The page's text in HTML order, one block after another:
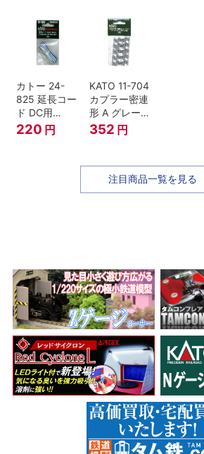
カトー 24-
825 延長コー
ド DC用
(90cm）
220 円
KATO 11-704
カプラー密連
形 A グレー
(20個入) (ア
ーノルドカプ
352 円
注目商品一覧を見る